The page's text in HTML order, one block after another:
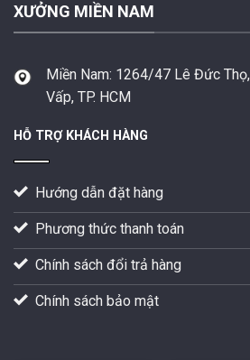
XƯỞNG MIỀN NAM
Miền Nam: 1264/47 Lê Đức
Vấp, TP. HCM
HỖ TRỢ KHÁCH HÀNG
Hướng dẫn đặt hàng
Phương thức thanh toán
Chính sách đổi trả hàng
Chính sách bảo mật